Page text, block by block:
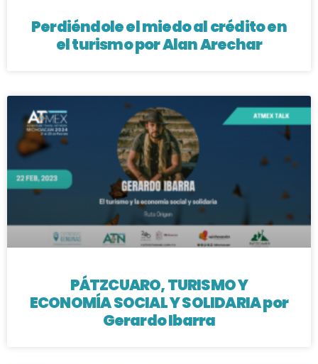
Perdiéndole el miedo al crédito en
el turismo por Alan Arechar
PÁTZCUARO, TURISMO Y
ECONOMÍA SOCIAL Y SOLIDARIA por
Gerardo Ibarra